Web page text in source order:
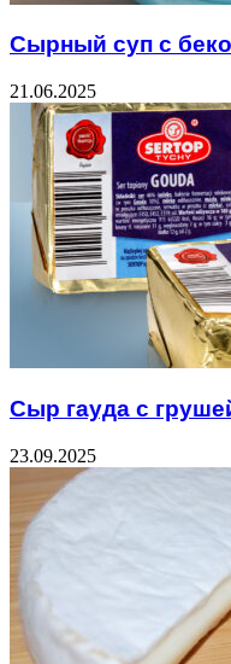
Сырный суп с
21.06.2025
Сыр гауда с
23.09.2025